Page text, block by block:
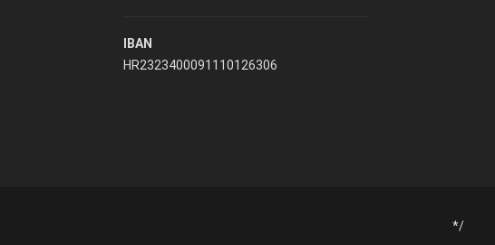
IBAN
HR2323400091110126306
*/